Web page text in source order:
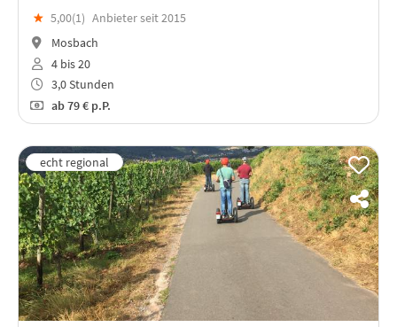
★ 5,00(1) Anbieter seit 2015
Mosbach
4 bis 20
3,0 Stunden
ab79 € p.P.